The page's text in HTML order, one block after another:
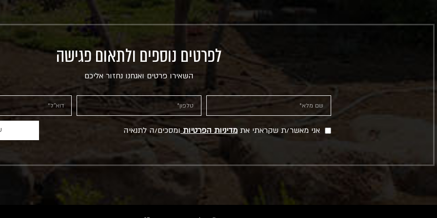
לפרטים נוספים ולתאום פגישה
השאירו פרטים ואנחנו נחזור אליכם
אני מאשר/ת שקראתי את מדיניות הפרטיותומסכים/ה לתנאיה